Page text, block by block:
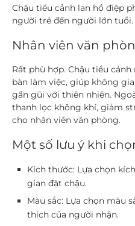
Chậu tiểu cảnh lan hồ điệp
người trẻ đến người lớn tuổi.
Nhân viên văn
Rất phù hợp. Chậu tiểu
bàn làm việc, giúp không
gần gũi với thiên nhiên.
thanh lọc không khí, giảm
cho nhân viên văn phòng.
Một số lưu ý khi
Kích thước: Lựa chọn
gian đặt chậu.
Màu sắc: Lựa chọn màu
thích của người nhận.